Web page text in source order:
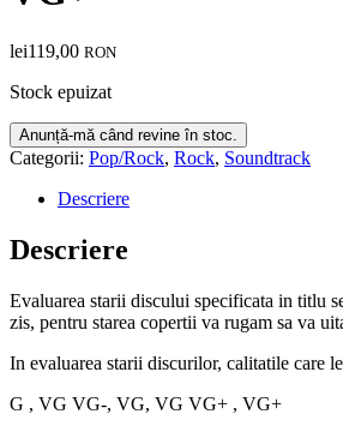
lei119,00 RON
Stock epuizat
Categorii: Pop/Rock, Rock, Soundtrack
Descriere
Descriere
Evaluarea starii discului specificata in titlu
zis, pentru starea copertii va rugam sa va
In evaluarea starii discurilor, calitatile care
G , VG VG-, VG, VG VG+ , VG+